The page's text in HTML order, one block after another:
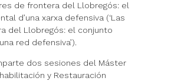
de frontera del Llobregós: el
d’una xarxa defensiva (‘Las
del Llobregós: el conjunto
red defensiva’).
dos sesiones del Máster
y Restauración